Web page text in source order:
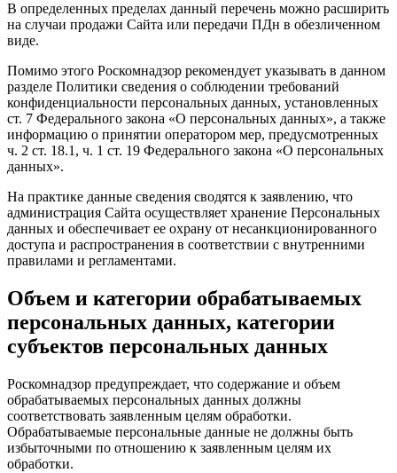
В определенных пределах данный перечень можно расширить
на случаи продажи Сайта или передачи ПДн в обезличенном
виде.
Помимо этого Роскомнадзор рекомендует указывать в данном
разделе Политики сведения о соблюдении требований
конфиденциальности персональных данных, установленных
ст. 7 Федерального закона «О персональных данных», а также
информацию о принятии оператором мер, предусмотренных
ч. 2 ст. 18.1, ч. 1 ст. 19 Федерального закона «О персональных
данных».
На практике данные сведения сводятся к заявлению, что
администрация Сайта осуществляет хранение Персональных
данных и обеспечивает ее охрану от несанкционированного
доступа и распространения в соответствии с внутренними
правилами и регламентами.
Объем и категории обрабатываемых
персональных данных, категории
субъектов персональных данных
Роскомнадзор предупреждает, что содержание и объем
обрабатываемых персональных данных должны
соответствовать заявленным целям обработки.
Обрабатываемые персональные данные не должны быть
избыточными по отношению к заявленным целям их
обработки.